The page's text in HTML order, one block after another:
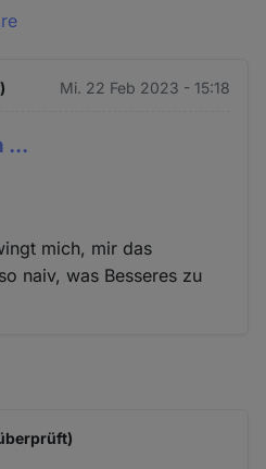
Mi. 22 Feb 2023 - 15:18
...
mich, mir das
naiv, was Besseres zu